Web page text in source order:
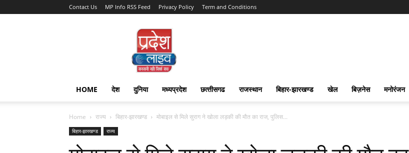
Contact Us MP Info RSS Feed Privacy Policy Term and Conditions
Pradesh
Live
HOME देश दुनिया मध्यप्रदेश छत्‍तीसगढ राजस्‍थान बिहार-झारखण्‍ड खेल बिज़नेस मनोरंजन
Home राज्‍य बिहार-झारखण्‍ड मोबाइल से मिले सुराग ने खोला लड़की की मौत का राज, पुलिस...
बिहार-झारखण्‍ड राज्‍य